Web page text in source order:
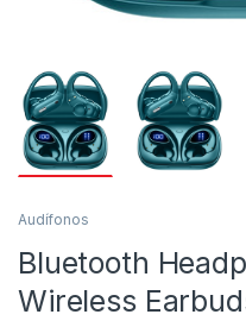
Audífonos
Bluetooth
Wireless